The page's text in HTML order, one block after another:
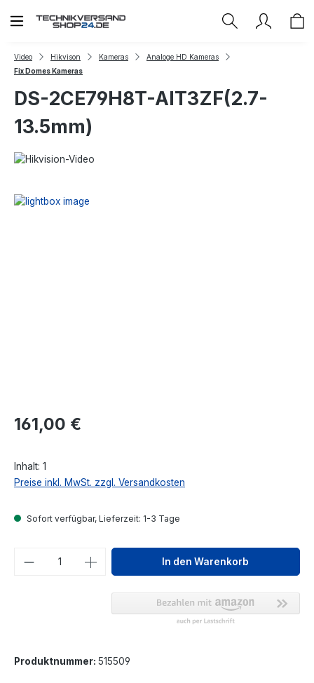
Zum Hauptinhalt springen
Video Hikvison Kameras
Analoge HD Kameras
Fix Domes Kameras
DS-2CE79H8T-AIT3ZF(2.7-
13.5mm)
Regulärer Preis:
161,00 €
Inhalt: 1
Preise inkl. MwSt. zzgl. Versandkosten
Sofort verfügbar, Lieferzeit: 1-3 Tage
Produkt Anzahl: Gib denIn den Warenkorb
Produktnummer: 515509